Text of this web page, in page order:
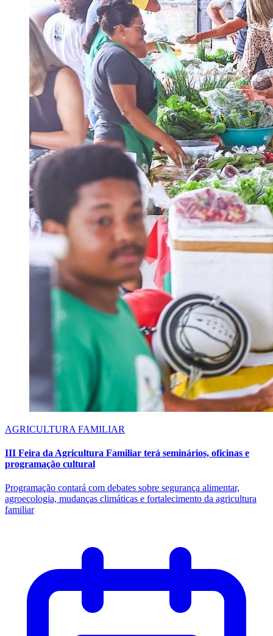
AGRICULTURA FAMILIAR
III Feira da Agricultura Familiar terá seminários, oficinas e
programação cultural
Programação contará com debates sobre segurança alimentar,
agroecologia, mudanças climáticas e fortalecimento da agricultura
familiar